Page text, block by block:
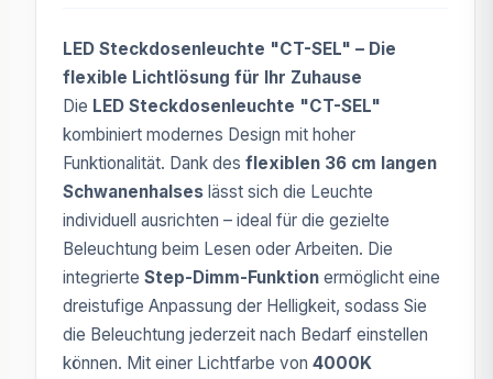
LED Steckdosenleuchte "CT-SEL" – Die
flexible Lichtlösung für Ihr Zuhause
Die LED Steckdosenleuchte "CT-SEL"
kombiniert modernes Design mit hoher
Funktionalität. Dank des flexiblen 36 cm langen
Schwanenhalses lässt sich die Leuchte
individuell ausrichten – ideal für die gezielte
Beleuchtung beim Lesen oder Arbeiten. Die
integrierte Step-Dimm-Funktion ermöglicht eine
dreistufige Anpassung der Helligkeit, sodass Sie
die Beleuchtung jederzeit nach Bedarf einstellen
können. Mit einer Lichtfarbe von 4000K